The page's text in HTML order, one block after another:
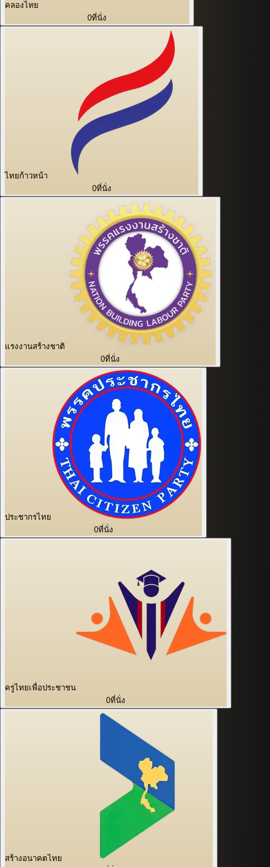
คลองไทย
0ที่นั่ง
ไทยก้าวหน้า
0ที่นั่ง
แรงงานสร้างชาติ
0ที่นั่ง
ประชากรไทย
0ที่นั่ง
ครูไทยเพื่อประชาชน
0ที่นั่ง
สร้างอนาคตไทย